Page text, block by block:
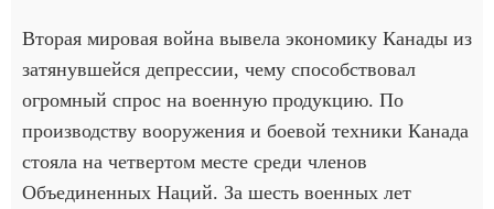
Вторая мировая война вывела экономику Канады из
затянувшейся депрессии, чему способствовал
огромный спрос на военную продукцию. По
производству вооружения и боевой техники Канада
стояла на четвертом месте среди членов
Объединенных Наций. За шесть военных лет